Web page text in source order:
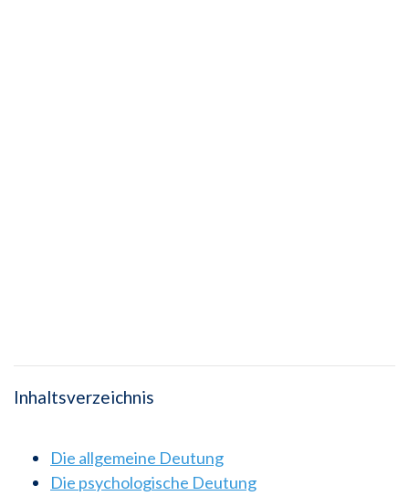
Inhaltsverzeichnis
Die allgemeine Deutung
Die psychologische Deutung